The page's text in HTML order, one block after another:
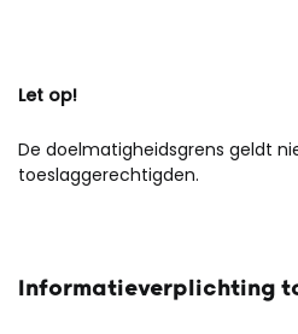
Let op!
De doelmatigheidsgrens geldt
toeslaggerechtigden.
Informatieverplichting